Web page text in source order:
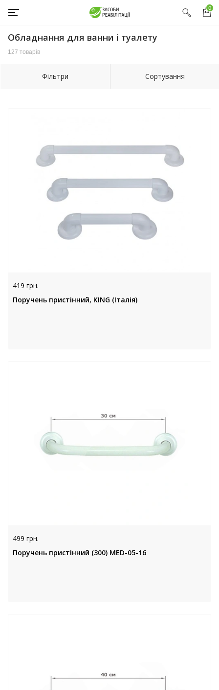
0
Обладнання для ванни і туалету
127 товарів
Фільтри Сортування
419 грн.
Поручень пристінний, KING (Італія)
499 грн.
Поручень пристінний (300) MED-05-16